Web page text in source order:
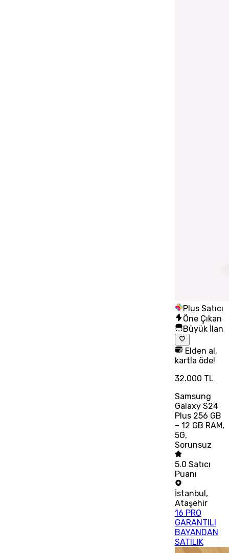
Plus Satıcı
Öne Çıkan
Büyük İlan
Elden al,
kartla öde!
32.000 TL
Samsung
Galaxy S24
Plus 256 GB
– 12 GB RAM,
5G,
Sorunsuz
5.0 Satıcı
Puanı
İstanbul,
Ataşehir
16 PRO
GARANTILI
BAYANDAN
SATILIK